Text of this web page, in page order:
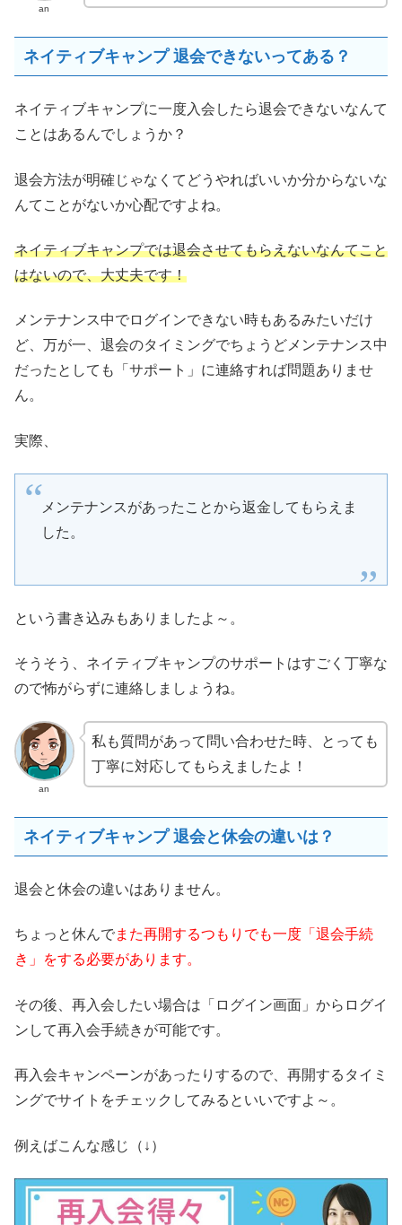
an
ネイティブキャンプ 退会できないってある？
ネイティブキャンプに一度入会したら退会できないなんて
ことはあるんでしょうか？
退会方法が明確じゃなくてどうやればいいか分からないな
んてことがないか心配ですよね。
ネイティブキャンプでは退会させてもらえないなんてこと
はないので、大丈夫です！
メンテナンス中でログインできない時もあるみたいだけ
ど、万が一、退会のタイミングでちょうどメンテナンス中
だったとしても「サポート」に連絡すれば問題ありませ
ん。
実際、
メンテナンスがあったことから返金してもらえま
した。
という書き込みもありましたよ～。
そうそう、ネイティブキャンプのサポートはすごく丁寧な
ので怖がらずに連絡しましょうね。
an
私も質問があって問い合わせた時、とっても
丁寧に対応してもらえましたよ！
ネイティブキャンプ 退会と休会の違いは？
退会と休会の違いはありません。
ちょっと休んでまた再開するつもりでも一度「退会手続
き」をする必要があります。
その後、再入会したい場合は「ログイン画面」からログイ
ンして再入会手続きが可能です。
再入会キャンペーンがあったりするので、再開するタイミ
ングでサイトをチェックしてみるといいですよ～。
例えばこんな感じ（↓）